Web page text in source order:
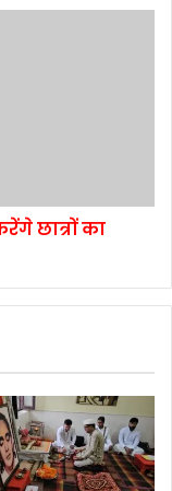
छात्रों का